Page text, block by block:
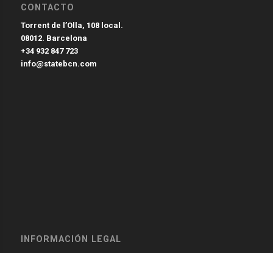
CONTACTO
Torrent de l’Olla, 108 local.
08012. Barcelona
+34 932 847 723
info@statebcn.com
INFORMACIÓN LEGAL